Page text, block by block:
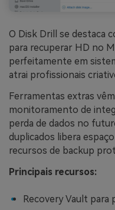
O Disk Drill se destaca
para recuperar HD no
perfeitamente em
atrai profissionais
Ferramentas extras
monitoramento de
perda de dados no
duplicados libera
recursos de backup
Principais recursos:
Recovery Vault